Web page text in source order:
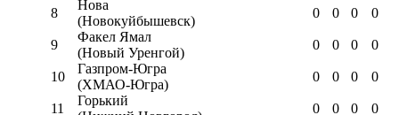
8
Нова
(Новокуйбышевск)
0 0 0 0
9
Факел Ямал
(Новый Уренгой)
0 0 0 0
10
Газпром-Югра
(ХМАО-Югра)
0 0 0 0
11
Горький
0 0 0 0